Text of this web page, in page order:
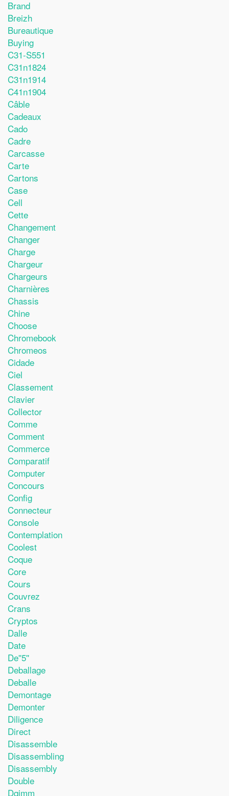
Brand
Breizh
Bureautique
Buying
C31-S551
C31n1824
C31n1914
C41n1904
Câble
Cadeaux
Cado
Cadre
Carcasse
Carte
Cartons
Case
Cell
Cette
Changement
Changer
Charge
Chargeur
Chargeurs
Charnières
Chassis
Chine
Choose
Chromebook
Chromeos
Cidade
Ciel
Classement
Clavier
Collector
Comme
Comment
Commerce
Comparatif
Computer
Concours
Config
Connecteur
Console
Contemplation
Coolest
Coque
Core
Cours
Couvrez
Crans
Cryptos
Dalle
Date
De''5''
Deballage
Deballe
Demontage
Demonter
Diligence
Direct
Disassemble
Disassembling
Disassembly
Double
Dqjmm